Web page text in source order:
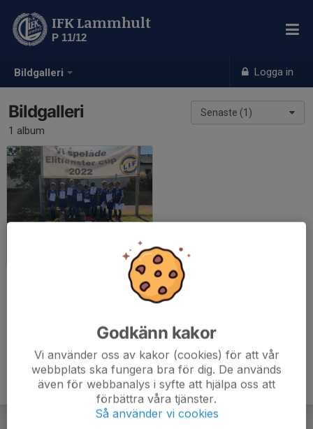
Bildgalleri Logga in
IFK Lammhult
P 11/12
Senaste (1)
Bildgalleri
1 album
Godkänn kakor
Vi använder oss av kakor (cookies) för att vår
webbplats ska fungera bra för dig. De används
även för webbanalys i syfte att hjälpa oss att
förbättra våra tjänster.
Så använder vi cookies